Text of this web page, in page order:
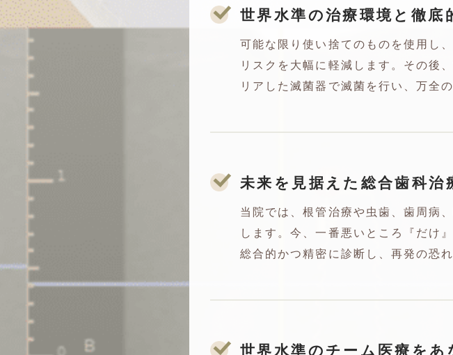
世界水準の治療環境と徹底
可能な限り使い捨てのものを使用し
リスクを大幅に軽減します。その後
リアした滅菌器で滅菌を行い、万全
未来を見据えた総合歯科治
当院では、根管治療や虫歯、歯周病
します。今、一番悪いところ『だけ
総合的かつ精密に診断し、再発の恐
世界水準のチーム医療をあ